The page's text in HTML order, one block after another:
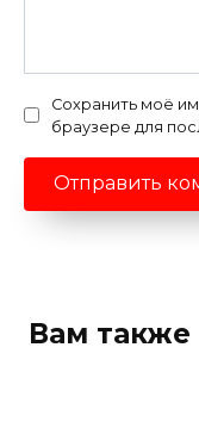
Сохранить моё
браузере для
Вам также